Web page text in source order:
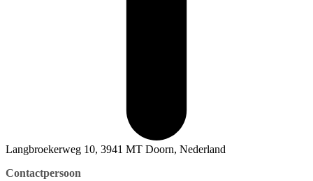
Langbroekerweg 10, 3941 MT Doorn, Nederland
Contactpersoon